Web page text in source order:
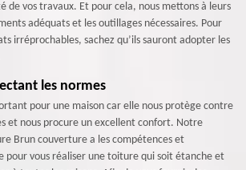
de vos travaux. Et pour cela, nous mettons à leurs
adéquats et les outillages nécessaires. Pour
irréprochables, sachez qu’ils sauront adopter les
les normes
pour une maison car elle nous protège contre
et nous procure un excellent confort. Notre
Brun couverture a les compétences et
pour vous réaliser une toiture qui soit étanche et